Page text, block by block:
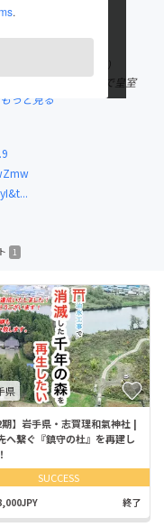
.
（たかしみず ゆうこ）
本テレビの情報番組で皇室
もっと見る
1
県
期】岩手県・志賀理和氣神社 |
へ繋ぐ『鎮守の杜』を再建し
SUCCESS
終了